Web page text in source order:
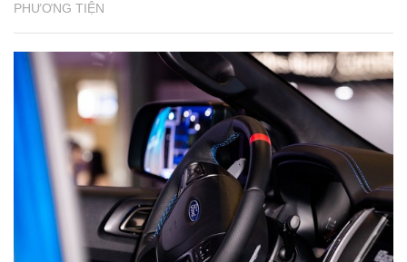
PHƯƠNG TIỆN